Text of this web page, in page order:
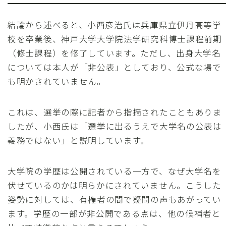
結論から述べると、小西彦治氏は兵庫県立伊丹高等学
校を卒業後、神戸大学大学院法学研究科博士課程前期
（修士課程）を修了しています。ただし、出身大学名
については本人が「非公表」としており、公式な場で
も明かされていません。
これは、選挙の際に記者から指摘されたこともありま
したが、小西氏は「選挙に出るうえで大学名の公表は
義務ではない」と説明しています。
大学院の学歴は公開されている一方で、なぜ大学名を
伏せているのかは明らかにされていません。こうした
姿勢に対しては、有権者の間で疑問の声もあがってい
ます。学歴の一部が非公開である点は、他の候補者と